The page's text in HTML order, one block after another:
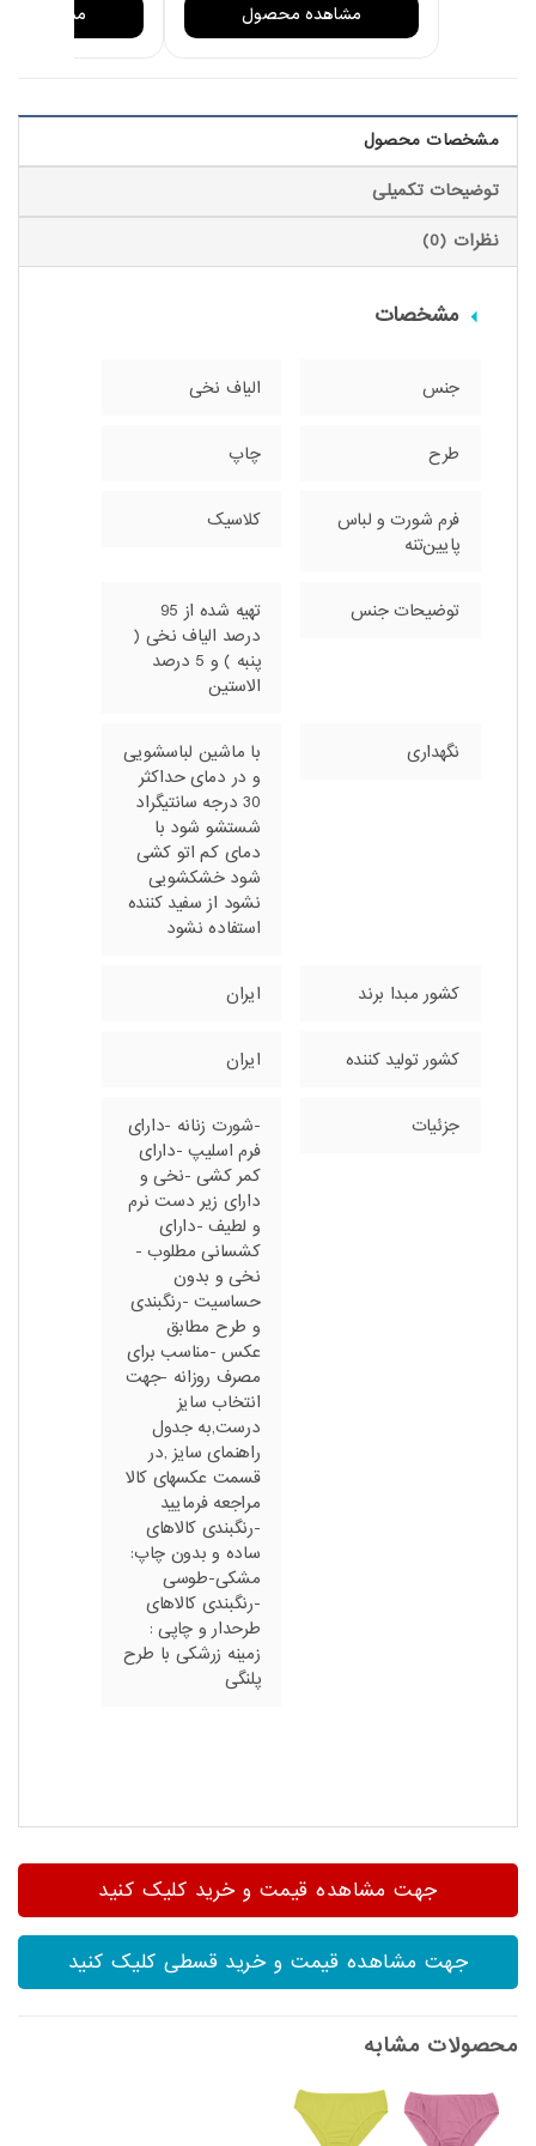
مشاهده محصول مشاهده
مشخصات محصول
توضیحات تکمیلی
نظرات (0)
مشخصات
جنس الیاف نخی
طرح چاپ
فرم شورت و لباس
پایین‌تنه
کلاسیک
توضیحات جنس
تهیه شده از 95
درصد الیاف نخی (
پنبه ) و 5 درصد
الاستین
نگهداری
با ماشین لباسشویی
و در دمای حداکثر
30 درجه سانتیگراد
شستشو شود با
دمای کم اتو کشی
شود خشکشویی
نشود از سفید کننده
استفاده نشود
کشور مبدا برند ایران
کشور تولید کننده ایران
جزئیات
-شورت زنانه -دارای
فرم اسلیپ -دارای
کمر کشی -نخی و
دارای زیر دست نرم
و لطیف -دارای
کشسانی مطلوب -
نخی و بدون
حساسیت -رنگبندی
و طرح مطابق
عکس -مناسب برای
مصرف روزانه -جهت
انتخاب سایز
درست,به جدول
راهنمای سایز ,در
قسمت عکسهای کالا
مراجعه فرمایید
-رنگبندی کالاهای
ساده و بدون چاپ:
مشکی-طوسی
-رنگبندی کالاهای
طرحدار و چاپی :
زمینه زرشکی با طرح
پلنگی
جهت مشاهده قیمت و خرید کلیک کنید
جهت مشاهده قیمت و خرید قسطی کلیک کنید
محصولات مشابه